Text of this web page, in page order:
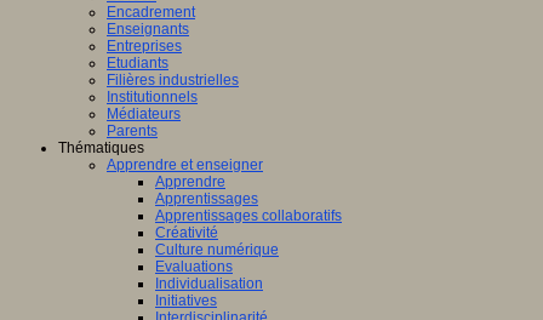
Encadrement
Enseignants
Entreprises
Etudiants
Filières industrielles
Institutionnels
Médiateurs
Parents
Thématiques
Apprendre et enseigner
Apprendre
Apprentissages
Apprentissages collaboratifs
Créativité
Culture numérique
Evaluations
Individualisation
Initiatives